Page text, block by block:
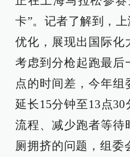
卡”。记者了解到，
优化，展现出国际化
考虑到分枪起跑最后
点的时间差，今年组
延长15分钟至13点
流程、减少跑者等待
厕拥挤的问题，组委